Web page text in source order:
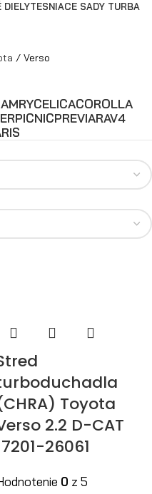
DIELYTESNIACE SADY TURBA
Verso
CELICACOROLLA
PICNICPREVIARAV4
Toyota
2.2 D-CAT
26061
0 z 5